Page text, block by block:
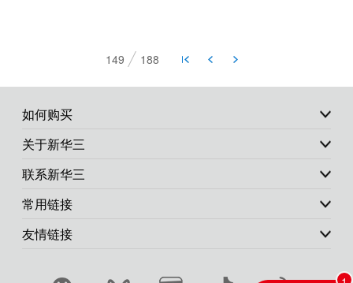
149 188
如何购买
关于新华三
联系新华三
常用链接
友情链接